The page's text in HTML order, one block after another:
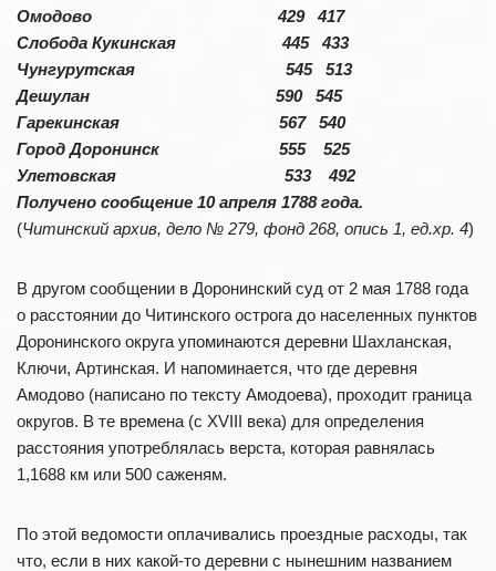
Омодово 429 417
Слобода Кукинская 445 433
Чунгурутская 545 513
Дешулан 590 545
Гарекинская 567 540
Город Доронинск 555 525
Улетовская 533 492
Получено сообщение 10 апреля 1788 года.
(Читинский архив, дело № 279, фонд 268, опись 1, ед.хр. 4)
В другом сообщении в Доронинский суд от 2 мая 1788 года
о расстоянии до Читинского острога до населенных пунктов
Доронинского округа упоминаются деревни Шахланская,
Ключи, Артинская. И напоминается, что где деревня
Амодово (написано по тексту Амодоева), проходит граница
округов. В те времена (с XVIII века) для определения
расстояния употреблялась верста, которая равнялась
1,1688 км или 500 саженям.
По этой ведомости оплачивались проездные расходы, так
что, если в них какой-то деревни с нынешним названием